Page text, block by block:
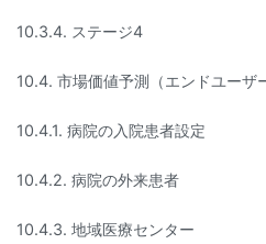
10.3.4. ステージ4
10.4. 市場価値予測（エンドユー
10.4.1. 病院の入院患者設定
10.4.2. 病院の外来患者
10.4.3. 地域医療センター